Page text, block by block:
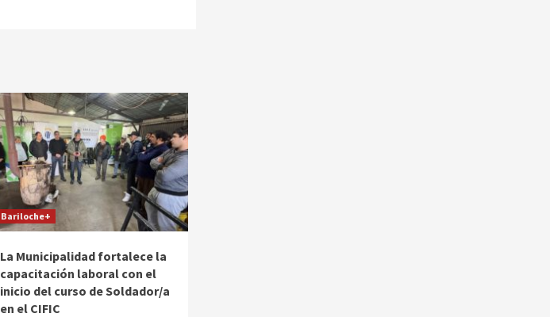
Bariloche+
La Municipalidad fortalece la
capacitación laboral con el
inicio del curso de Soldador/a
en el CIFIC